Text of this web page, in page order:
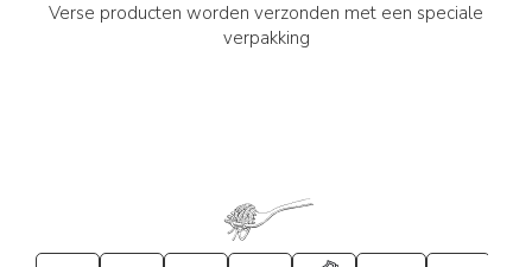
Verse producten worden verzonden met een speciale
verpakking